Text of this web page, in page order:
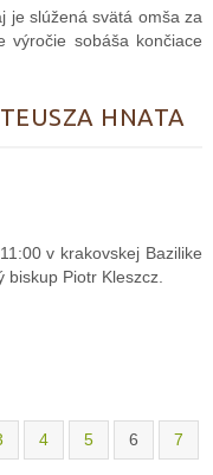
je slúžená svätá omša za
výročie sobáša končiace
HNATA
v krakovskej Bazilike
Piotr Kleszcz.
4 5 6 7